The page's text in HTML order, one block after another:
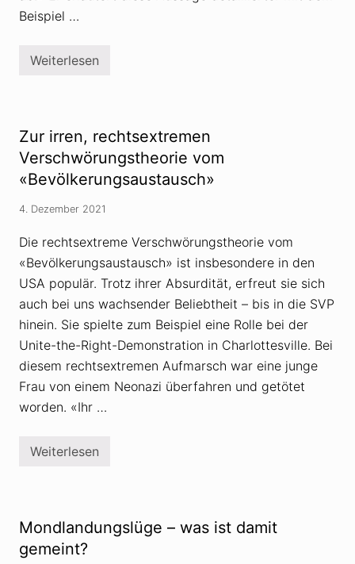
n
e
e
w
Beispiel …
V
w
ö
r
u
g
s
h
o
r
i
e
n
u
n
e
r
l
a
e
n
i
e
r
Weiterlesen
Zur irren, rechtsextremen
Verschwörungstheorie vom
«Bevölkerungsaustausch»
4. Dezember 2021
Die rechtsextreme Verschwörungstheorie vom
«Bevölkerungsaustausch» ist insbesondere in den
USA populär. Trotz ihrer Absurdität, erfreut sie sich
auch bei uns wachsender Beliebtheit – bis in die SVP
hinein. Sie spielte zum Beispiel eine Rolle bei der
Unite-the-Right-Demonstration in Charlottesville. Bei
diesem rechtsextremen Aufmarsch war eine junge
Frau von einem Neonazi überfahren und getötet
worden. «Ihr …
Z
r
e
n
,
Weiterlesen
Mondlandungslüge – was ist damit
gemeint?